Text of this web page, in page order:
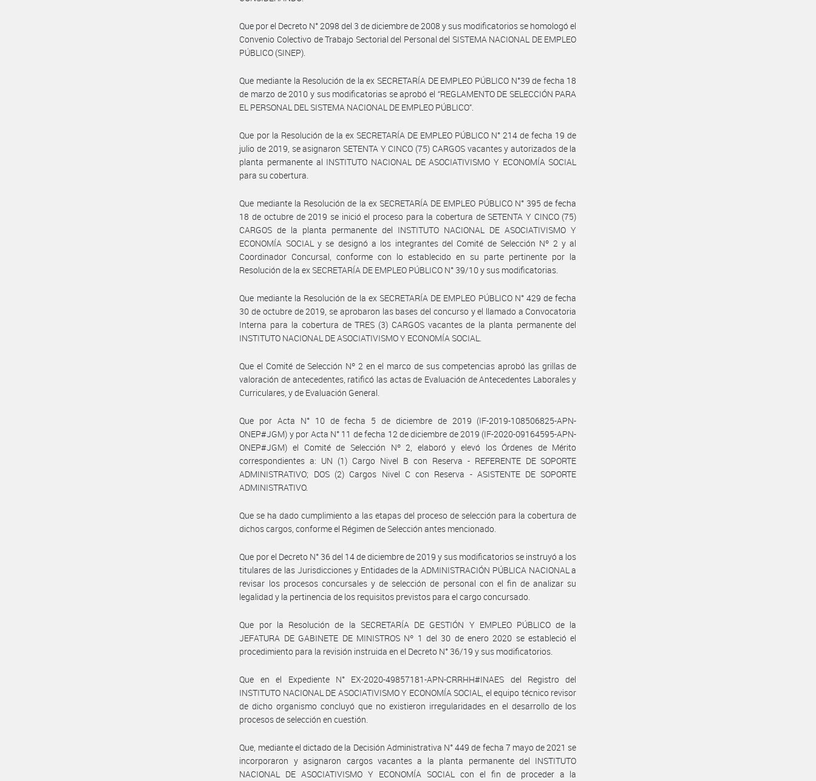
Que por el Decreto N° 2098 del 3 de diciembre de 2008 y sus modificatorios se homologó el
Convenio Colectivo de Trabajo Sectorial del Personal del SISTEMA NACIONAL DE EMPLEO
PÚBLICO (SINEP).
Que mediante la Resolución de la ex SECRETARÍA DE EMPLEO PÚBLICO N°39 de fecha 18
de marzo de 2010 y sus modificatorias se aprobó el “REGLAMENTO DE SELECCIÓN PARA
EL PERSONAL DEL SISTEMA NACIONAL DE EMPLEO PÚBLICO”.
Que por la Resolución de la ex SECRETARÍA DE EMPLEO PÚBLICO N° 214 de fecha 19 de
julio de 2019, se asignaron SETENTA Y CINCO (75) CARGOS vacantes y autorizados de la
planta permanente al INSTITUTO NACIONAL DE ASOCIATIVISMO Y ECONOMÍA SOCIAL
para su cobertura.
Que mediante la Resolución de la ex SECRETARÍA DE EMPLEO PÚBLICO N° 395 de fecha
18 de octubre de 2019 se inició el proceso para la cobertura de SETENTA Y CINCO (75)
CARGOS de la planta permanente del INSTITUTO NACIONAL DE ASOCIATIVISMO Y
ECONOMÍA SOCIAL y se designó a los integrantes del Comité de Selección Nº 2 y al
Coordinador Concursal, conforme con lo establecido en su parte pertinente por la
Resolución de la ex SECRETARÍA DE EMPLEO PÚBLICO N° 39/10 y sus modificatorias.
Que mediante la Resolución de la ex SECRETARÍA DE EMPLEO PÚBLICO N° 429 de fecha
30 de octubre de 2019, se aprobaron las bases del concurso y el llamado a Convocatoria
Interna para la cobertura de TRES (3) CARGOS vacantes de la planta permanente del
INSTITUTO NACIONAL DE ASOCIATIVISMO Y ECONOMÍA SOCIAL.
Que el Comité de Selección Nº 2 en el marco de sus competencias aprobó las grillas de
valoración de antecedentes, ratificó las actas de Evaluación de Antecedentes Laborales y
Curriculares, y de Evaluación General.
Que por Acta N° 10 de fecha 5 de diciembre de 2019 (IF-2019-108506825-APN-
ONEP#JGM) y por Acta N° 11 de fecha 12 de diciembre de 2019 (IF-2020-09164595-APN-
ONEP#JGM) el Comité de Selección Nº 2, elaboró y elevó los Órdenes de Mérito
correspondientes a: UN (1) Cargo Nivel B con Reserva - REFERENTE DE SOPORTE
ADMINISTRATIVO; DOS (2) Cargos Nivel C con Reserva - ASISTENTE DE SOPORTE
ADMINISTRATIVO.
Que se ha dado cumplimiento a las etapas del proceso de selección para la cobertura de
dichos cargos, conforme el Régimen de Selección antes mencionado.
Que por el Decreto N° 36 del 14 de diciembre de 2019 y sus modificatorios se instruyó a los
titulares de las Jurisdicciones y Entidades de la ADMINISTRACIÓN PÚBLICA NACIONAL a
revisar los procesos concursales y de selección de personal con el fin de analizar su
legalidad y la pertinencia de los requisitos previstos para el cargo concursado.
Que por la Resolución de la SECRETARÍA DE GESTIÓN Y EMPLEO PÚBLICO de la
JEFATURA DE GABINETE DE MINISTROS Nº 1 del 30 de enero 2020 se estableció el
procedimiento para la revisión instruida en el Decreto N° 36/19 y sus modificatorios.
Que en el Expediente N° EX-2020-49857181-APN-CRRHH#INAES del Registro del
INSTITUTO NACIONAL DE ASOCIATIVISMO Y ECONOMÍA SOCIAL, el equipo técnico revisor
de dicho organismo concluyó que no existieron irregularidades en el desarrollo de los
procesos de selección en cuestión.
Que, mediante el dictado de la Decisión Administrativa N° 449 de fecha 7 mayo de 2021 se
incorporaron y asignaron cargos vacantes a la planta permanente del INSTITUTO
NACIONAL DE ASOCIATIVISMO Y ECONOMÍA SOCIAL con el fin de proceder a la